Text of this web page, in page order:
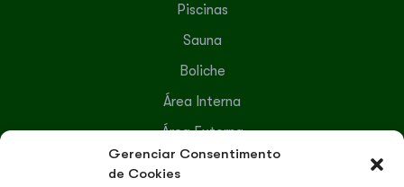
Gerenciar Consentimento
de Cookies
Piscinas
Sauna
Boliche
Área Interna
Área Externa
Serviços Terceirizados